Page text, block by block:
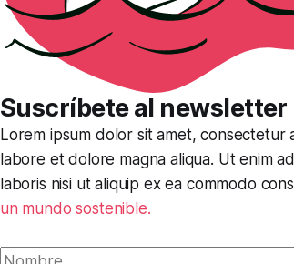
Suscríbete al newsletter
Lorem ipsum dolor sit amet,
labore et dolore magna aliqua. Ut enim
laboris nisi ut aliquip ex ea commodo
un mundo sostenible.